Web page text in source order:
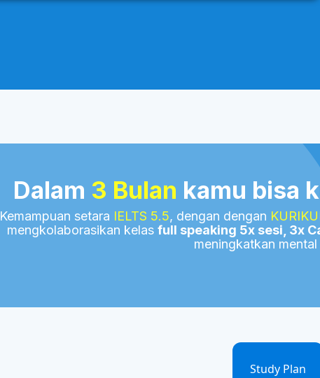
Dalam 3 Bulan kamu bisa
Kemampuan setara IELTS 5.5, dengan dengan
mengkolaborasikan kelas full speaking 5x sesi, 3x
meningkatkan
Study Plan